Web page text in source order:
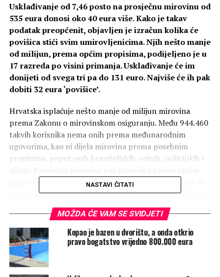
Usklađivanje od 7,46 posto na prosječnu mirovinu od
535 eura donosi oko 40 eura više. Kako je takav
podatak preopćenit, objavljen je izračun kolika će
povišica stići svim umirovljenicima. Njih nešto manje
od milijun, prema općim propisima, podijeljeno je u
17 razreda po visini primanja. Usklađivanje će im
donijeti od svega tri pa do 131 euro. Najviše će ih pak
dobiti 32 eura ‘povišice’.
Hrvatska isplaćuje nešto manje od milijun mirovina
prema Zakonu o mirovinskom osiguranju. Među 944.460
takvih korisnika nema onih prema međunarodnim
ugovorima, kao ni dijela mirovina prema posebnim
propisima, poput onih braniteljskih, vojnih, policijskih i
propisima je 535 eura. Takva mirovina rast će za oko 40
eura, s obzirom na to da srpanjsko usklađivanje mirovina
donosi 7,46 posto.Mirovinesvih ovih korisnika Hrvatski
zavod za mirovinsko osiguranje dijeli u 17 razreda prema
prosječnim primanjima, što daje jasniju sliku o
povišicama koje stižu u rujnu, pišeMirovina.hr.
Najviše umirovljenika dobit će
NASTAVI ČITATI
MOŽDA ĆE VAM SE SVIDJETI
Kopao je bazen u dvorištu, a onda otkrio
pravo bogatstvo vrijedno 800.000 eura